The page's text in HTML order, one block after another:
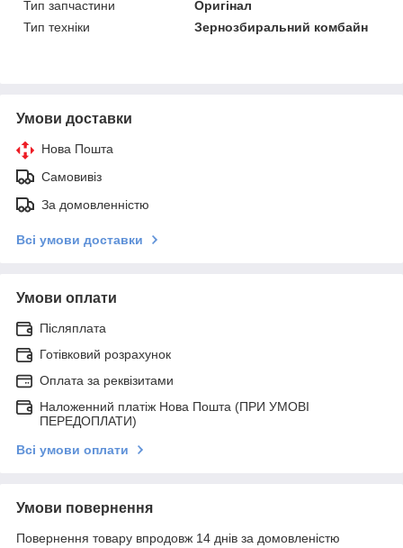
Тип запчастини
Оригінал
Тип техніки
Зернозбиральний комбайн
Умови доставки
Нова Пошта
Самовивіз
За домовленністю
Всі умови доставки
Умови оплати
Післяплата
Готівковий розрахунок
Оплата за реквізитами
Наложенний платіж Нова Пошта (ПРИ УМОВІ
ПЕРЕДОПЛАТИ)
Всі умови оплати
Умови повернення
Повернення товару впродовж 14 днів за домовленістю